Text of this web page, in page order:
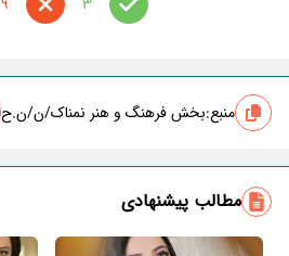
منبع:بخش فرهنگ و هنر نمناک/ن/ن.ح
مطالب پیشنهادی